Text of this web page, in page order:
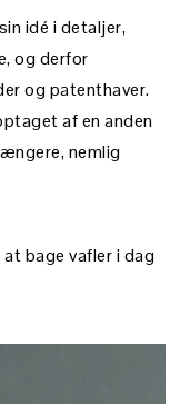
idé i detaljer,
og derfor
og patenthaver.
af en anden
nemlig
bage vafler i dag